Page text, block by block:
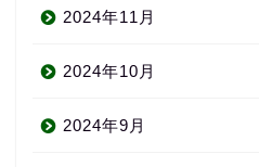
2024年11月
2024年10月
2024年9月